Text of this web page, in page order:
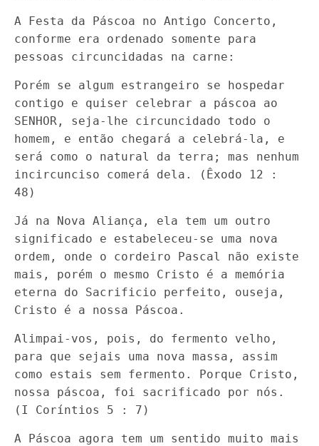
A Festa da Páscoa no Antigo Concerto,
conforme era ordenado somente para
pessoas circuncidadas na carne:
Porém se algum estrangeiro se hospedar
contigo e quiser celebrar a páscoa ao
SENHOR, seja-lhe circuncidado todo o
homem, e então chegará a celebrá-la, e
será como o natural da terra; mas nenhum
incircunciso comerá dela. (Êxodo 12 :
48)
Já na Nova Aliança, ela tem um outro
significado e estabeleceu-se uma nova
ordem, onde o cordeiro Pascal não existe
mais, porém o mesmo Cristo é a memória
eterna do Sacrificio perfeito, ouseja,
Cristo é a nossa Páscoa.
Alimpai-vos, pois, do fermento velho,
para que sejais uma nova massa, assim
como estais sem fermento. Porque Cristo,
nossa páscoa, foi sacrificado por nós.
(I Coríntios 5 : 7)
A Páscoa agora tem um sentido muito mais